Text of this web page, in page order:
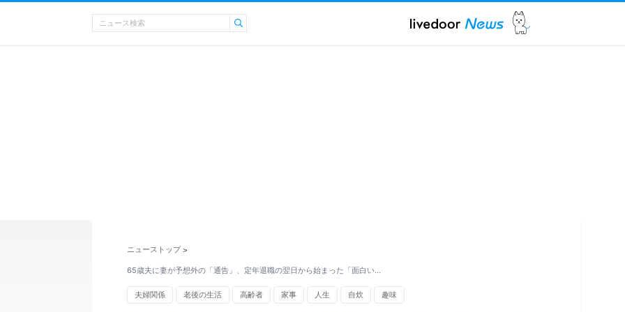
ニューストップ >
65歳夫に妻が予想外の「通告」、定年退職の翌日から始まった「面白い…
夫婦関係 老後の生活 高齢者 家事 人生 自炊 趣味